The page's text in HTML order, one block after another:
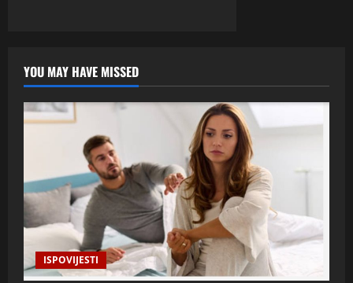
YOU MAY HAVE MISSED
ISPOVIJESTI